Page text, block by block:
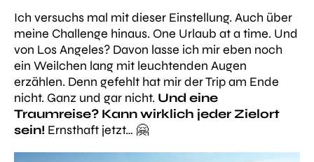
Ich versuchs mal mit dieser Einstellung. Auch über
meine Challenge hinaus. One Urlaub at a time. Und
von Los Angeles? Davon lasse ich mir eben noch
ein Weilchen lang mit leuchtenden Augen
erzählen. Denn gefehlt hat mir der Trip am Ende
nicht. Ganz und gar nicht. Und eine
Traumreise? Kann wirklich jeder Zielort
sein! Ernsthaft jetzt… 🤗